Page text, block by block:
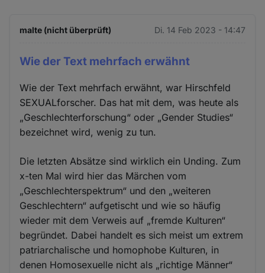
malte (nicht überprüft) Di. 14 Feb 2023 - 14:47
Wie der Text mehrfach erwähnt
Wie der Text mehrfach erwähnt, war Hirschfeld
SEXUALforscher. Das hat mit dem, was heute als
„Geschlechterforschung“ oder „Gender Studies“
bezeichnet wird, wenig zu tun.
Die letzten Absätze sind wirklich ein Unding. Zum
x-ten Mal wird hier das Märchen vom
„Geschlechterspektrum“ und den „weiteren
Geschlechtern“ aufgetischt und wie so häufig
wieder mit dem Verweis auf „fremde Kulturen“
begründet. Dabei handelt es sich meist um extrem
patriarchalische und homophobe Kulturen, in
denen Homosexuelle nicht als „richtige Männer“